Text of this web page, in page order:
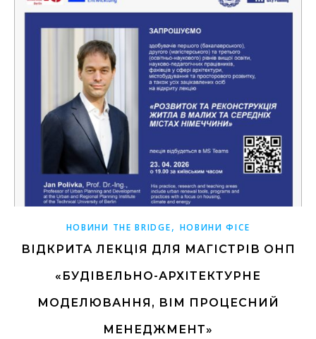
НОВИНИ THE BRIDGE, НОВИНИ ФІСЕ
ВІДКРИТА ЛЕКЦІЯ ДЛЯ МАГІСТРІВ ОНП
«БУДІВЕЛЬНО-АРХІТЕКТУРНЕ
МОДЕЛЮВАННЯ, ВІМ ПРОЦЕСНИЙ
МЕНЕДЖМЕНТ»